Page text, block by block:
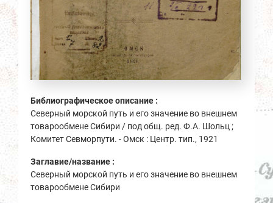
Библиографическое описание :
Северный морской путь и его значение во внешнем
товарообмене Сибири / под общ. ред. Ф.А. Шольц ;
Комитет Севморпути. - Омск : Центр. тип., 1921
Заглавие/название :
Северный морской путь и его значение во внешнем
товарообмене Сибири